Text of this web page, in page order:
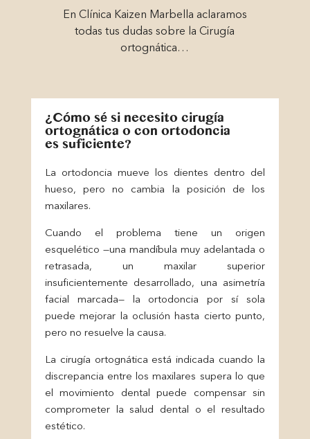
En Clínica Kaizen Marbella aclaramos
todas tus dudas sobre la Cirugía
ortognática…
¿Cómo sé si necesito cirugía
ortognática o con ortodoncia
es suficiente?
La ortodoncia mueve los dientes dentro del
hueso, pero no cambia la posición de los
maxilares.
Cuando el problema tiene un origen
esquelético —una mandíbula muy adelantada o
retrasada, un maxilar superior
insuficientemente desarrollado, una asimetría
facial marcada— la ortodoncia por sí sola
puede mejorar la oclusión hasta cierto punto,
pero no resuelve la causa.
La cirugía ortognática está indicada cuando la
discrepancia entre los maxilares supera lo que
el movimiento dental puede compensar sin
comprometer la salud dental o el resultado
estético.